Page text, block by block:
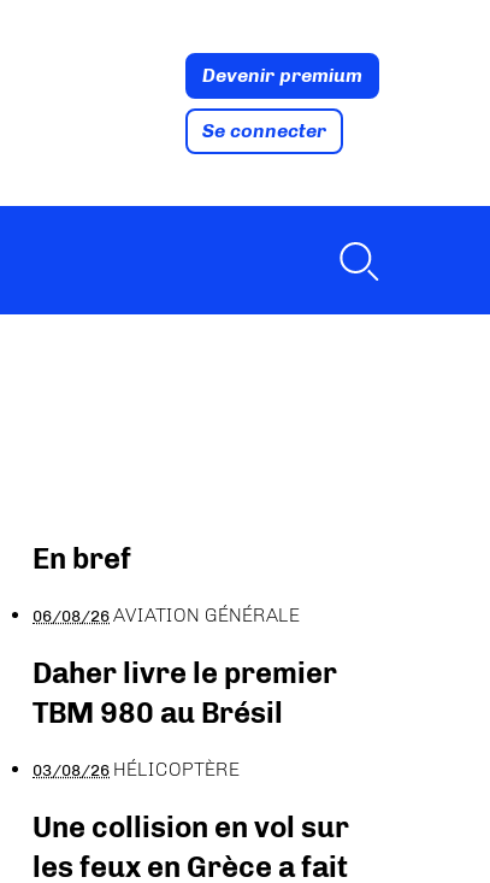
Devenir premium
Se connecter
En bref
06/08/26AVIATION GÉNÉRALE
Daher livre le premier
TBM 980 au Brésil
03/08/26 HÉLICOPTÈRE
Une collision en vol sur
les feux en Grèce a fait